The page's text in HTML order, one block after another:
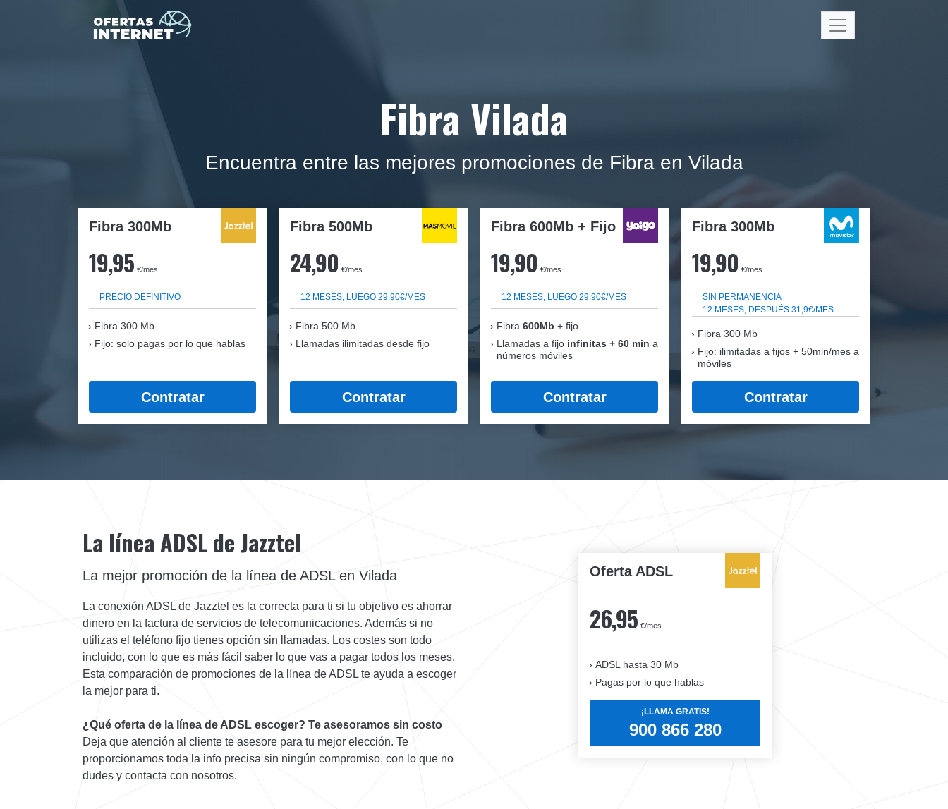
Fibra Vilada
Encuentra entre las mejores promociones de Fibra en Vilada
Fibra 300Mb
19,95 €/mes
PRECIO DEFINITIVO
Fibra 300 Mb
Fijo: solo pagas por lo que hablas
Contratar
Fibra 500Mb
24,90 €/mes
12 MESES, LUEGO 29,90€/MES
Fibra 500 Mb
Llamadas ilimitadas desde fijo
Contratar
Fibra 600Mb + Fijo
19,90 €/mes
12 MESES, LUEGO 29,90€/MES
Fibra 600Mb + fijo
Llamadas a fijo infinitas + 60 min a
números móviles
Contratar
Fibra 300Mb
19,90 €/mes
SIN PERMANENCIA
12 MESES, DESPUÉS 31,9€/MES
Fibra 300 Mb
Fijo: ilimitadas a fijos + 50min/mes a
móviles
Contratar
Oferta ADSL
26,95 €/mes
ADSL hasta 30 Mb
Pagas por lo que hablas
¡LLAMA GRATIS!
900 866 280
La línea ADSL de Jazztel
La mejor promoción de la línea de ADSL en Vilada
La conexión ADSL de Jazztel es la correcta para ti si tu objetivo es ahorrar
dinero en la factura de servicios de telecomunicaciones. Además si no
utilizas el teléfono fijo tienes opción sin llamadas. Los costes son todo
incluido, con lo que es más fácil saber lo que vas a pagar todos los meses.
Esta comparación de promociones de la línea de ADSL te ayuda a escoger
la mejor para ti.
¿Qué oferta de la línea de ADSL escoger? Te asesoramos sin costo
Deja que atención al cliente te asesore para tu mejor elección. Te
proporcionamos toda la info precisa sin ningún compromiso, con lo que no
dudes y contacta con nosotros.